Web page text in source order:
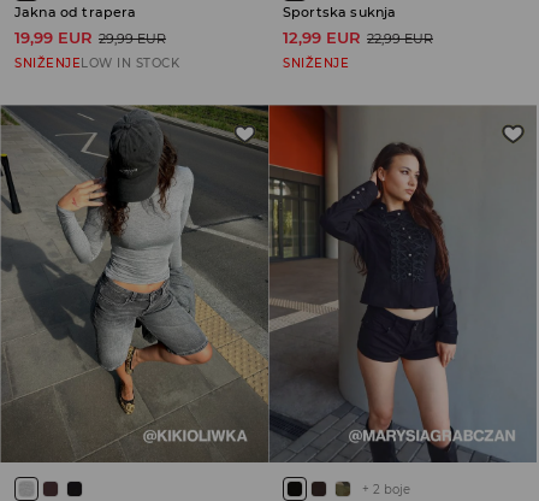
Jakna od trapera
19,99 EUR 29,99 EUR
SNIŽENJELOW IN STOCK
Sportska suknja
12,99 EUR 22,99 EUR
SNIŽENJE
+ 2 boje